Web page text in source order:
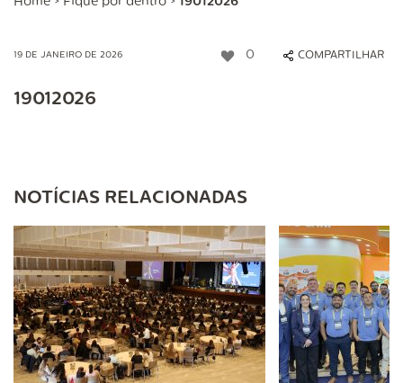
19 DE JANEIRO DE 2026 0 COMPARTILHAR
19012026
NOTÍCIAS RELACIONADAS